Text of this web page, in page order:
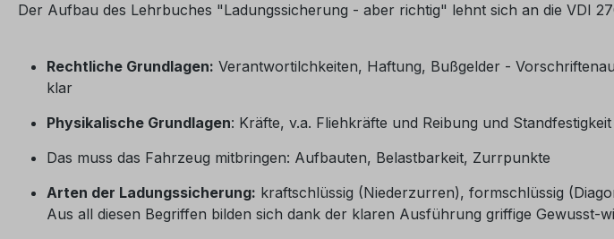
Der Aufbau des Lehrbuches "Ladungssicherung - aber richtig" lehnt sich an die VDI
Rechtliche Grundlagen: Verantwortilchkeiten, Haftung, Bußgelder -
klar
Physikalische Grundlagen: Kräfte, v.a. Fliehkräfte und Reibung und Standfestigkeit
Das muss das Fahrzeug mitbringen: Aufbauten, Belastbarkeit, Zurrpunkte
Arten der Ladungssicherung: kraftschlüssig (Niederzurren), formschlüssig
Aus all diesen Begriffen bilden sich dank der klaren Ausführung griffige Gewusst-